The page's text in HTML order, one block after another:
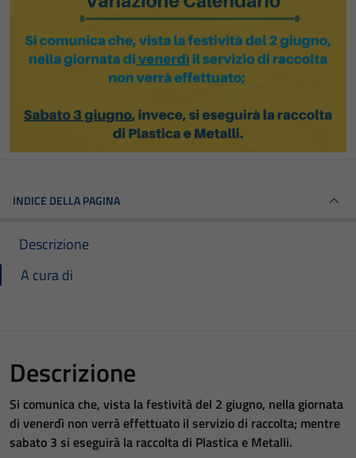
INDICE DELLA PAGINA
Descrizione
A cura di
Descrizione
Si comunica che, vista la festività del 2 giugno, nella giornata
di venerdì non verrà effettuato il servizio di raccolta; mentre
sabato 3 si eseguirà la raccolta di Plastica e Metalli.